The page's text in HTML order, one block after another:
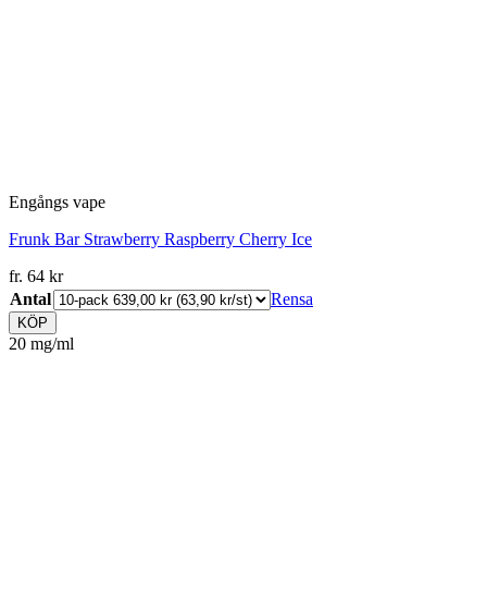
Engångs vape
Frunk Bar Strawberry Raspberry Cherry Ice
fr. 64 kr
Antal
Rensa
KÖP
20 mg/ml